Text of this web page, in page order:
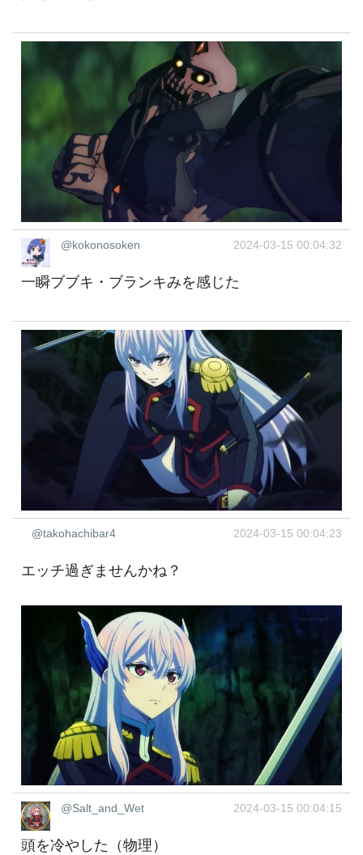
@kokonosoken 2024-03-15 00:04:32
一瞬ブブキ・ブランキみを感じた
@takohachibar4 2024-03-15 00:04:23
エッチ過ぎませんかね？
@Salt_and_Wet 2024-03-15 00:04:15
頭を冷やした（物理）